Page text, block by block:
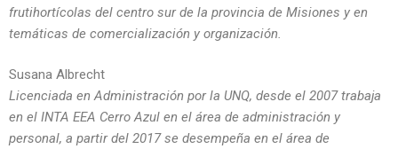
frutihortícolas del centro sur de la provincia de Misiones y en
temáticas de comercialización y organización.
Susana Albrecht
Licenciada en Administración por la UNQ, desde el 2007 trabaja
en el INTA EEA Cerro Azul en el área de administración y
personal, a partir del 2017 se desempeña en el área de